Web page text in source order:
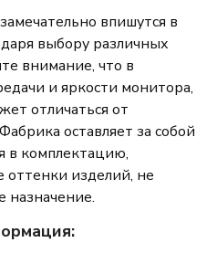
замечательно впишутся в
выбору различных
внимание, что в
и яркости монитора,
отличаться от
оставляет за собой
в комплектацию,
изделий, не
назначение.